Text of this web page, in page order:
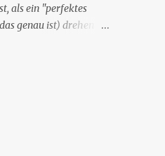
als ein "perfektes
genau ist) drehen
zu XING als eigene